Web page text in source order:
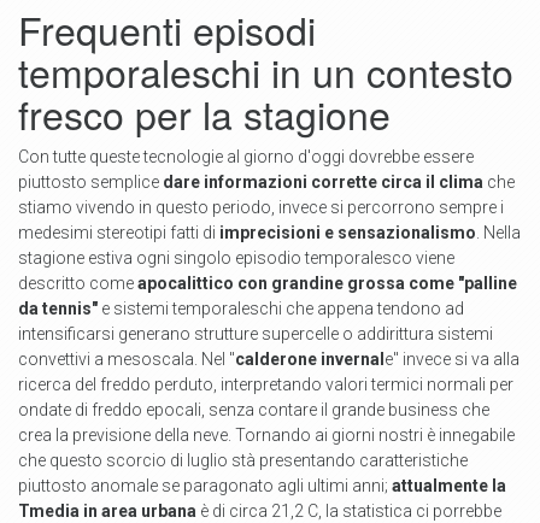
Frequenti episodi
temporaleschi in un contesto
fresco per la stagione
Con tutte queste tecnologie al giorno d'oggi dovrebbe essere
piuttosto semplice dare informazioni corrette circa il clima che
stiamo vivendo in questo periodo, invece si percorrono sempre i
medesimi stereotipi fatti di imprecisioni e sensazionalismo. Nella
stagione estiva ogni singolo episodio temporalesco viene
descritto comeapocalittico con grandine grossa come "palline
da tennis" e sistemi temporaleschi che appena tendono ad
intensificarsi generano strutture supercelle o addirittura sistemi
convettivi a mesoscala. Nel "calderone invernal e" invece si va alla
ricerca del freddo perduto, interpretando valori termici normali per
ondate di freddo epocali, senza contare il grande business che
crea la previsione della neve. Tornando ai giorni nostri è innegabile
che questo scorcio di luglio stà presentando caratteristiche
piuttosto anomale se paragonato agli ultimi anni; attualmente la
Tmedia in area urbana è di circa 21,2 C, la statistica ci porrebbe